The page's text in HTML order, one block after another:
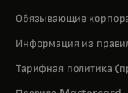
Обязывающие
Информация из
Тарифная политика